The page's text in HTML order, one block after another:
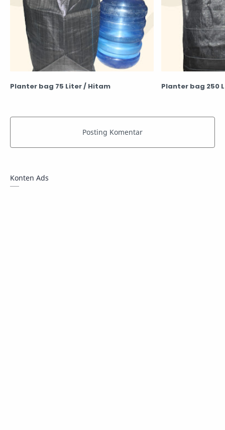
Planter bag 75 Liter / Hitam Planter bag 250
Konten Ads